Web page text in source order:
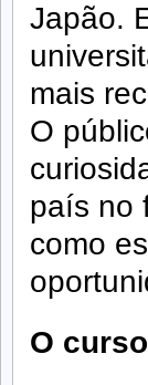
Japão.
mais
O
país no
como
O